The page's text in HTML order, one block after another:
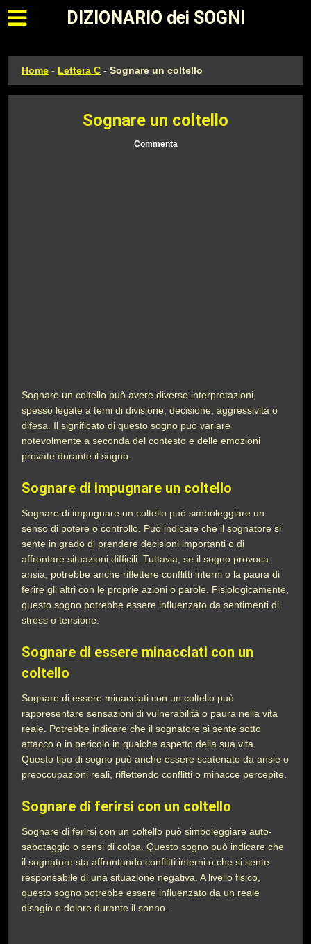
Apri il menu principale
DIZIONARIO dei SOGNI
Home - Lettera C -Sognare un coltello
Sognare un coltello
Commenta
Sognare un coltello può avere diverse interpretazioni,
spesso legate a temi di divisione, decisione, aggressività o
difesa. Il significato di questo sogno può variare
notevolmente a seconda del contesto e delle emozioni
provate durante il sogno.
Sognare di impugnare un coltello
Sognare di impugnare un coltello può simboleggiare un
senso di potere o controllo. Può indicare che il sognatore si
sente in grado di prendere decisioni importanti o di
affrontare situazioni difficili. Tuttavia, se il sogno provoca
ansia, potrebbe anche riflettere conflitti interni o la paura di
ferire gli altri con le proprie azioni o parole. Fisiologicamente,
questo sogno potrebbe essere influenzato da sentimenti di
stress o tensione.
Sognare di essere minacciati con un
coltello
Sognare di essere minacciati con un coltello può
rappresentare sensazioni di vulnerabilità o paura nella vita
reale. Potrebbe indicare che il sognatore si sente sotto
attacco o in pericolo in qualche aspetto della sua vita.
Questo tipo di sogno può anche essere scatenato da ansie o
preoccupazioni reali, riflettendo conflitti o minacce percepite.
Sognare di ferirsi con un coltello
Sognare di ferirsi con un coltello può simboleggiare auto-
sabotaggio o sensi di colpa. Questo sogno può indicare che
il sognatore sta affrontando conflitti interni o che si sente
responsabile di una situazione negativa. A livello fisico,
questo sogno potrebbe essere influenzato da un reale
disagio o dolore durante il sonno.